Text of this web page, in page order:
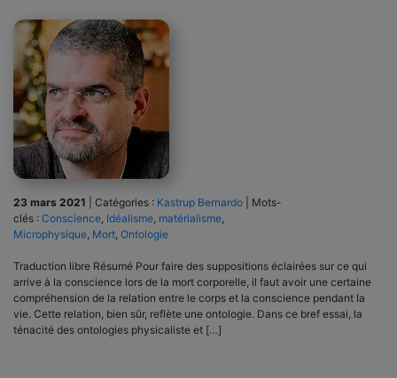
23 mars 2021 Catégories : Kastrup Bernardo
Mots-
clés : Conscience Idéalisme matérialisme
Microphysique Mort Ontologie
Traduction libre Résumé Pour faire des suppositions éclairées sur ce qui
arrive à la conscience lors de la mort corporelle, il faut avoir une certaine
compréhension de la relation entre le corps et la conscience pendant la
vie. Cette relation, bien sûr, reflète une ontologie. Dans ce bref essai, la
ténacité des ontologies physicaliste et […]